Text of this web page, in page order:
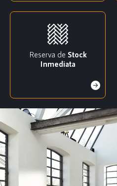
Reserva de Stock
Inmediata